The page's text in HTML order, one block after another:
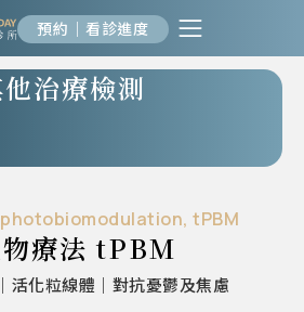
預約｜看診進度
治療檢測
tPBM
療法 tPBM
活化粒線體｜對抗憂鬱及焦慮